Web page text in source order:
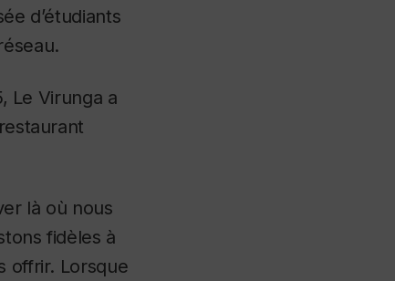
d’étudiants
Le Virunga a
là où nous
fidèles à
offrir. Lorsque